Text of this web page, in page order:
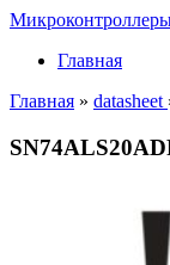
Главная
Главная » datasheet